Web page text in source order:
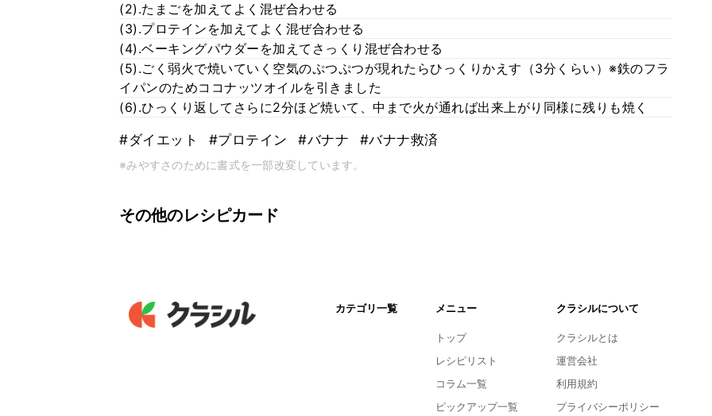
(2).たまごを加えてよく混ぜ合わせる
(3).プロテインを加えてよく混ぜ合わせる
(4).ベーキングパウダーを加えてさっくり混ぜ合わせる
(5).ごく弱火で焼いていく空気のぷつぷつが現れたらひっくりかえす（3分くらい）※鉄のフラ
イパンのためココナッツオイルを引きました
(6).ひっくり返してさらに2分ほど焼いて、中まで火が通れば出来上がり同様に残りも焼く
#ダイエット #プロテイン #バナナ #バナナ救済
※みやすさのために書式を一部改変しています。
その他のレシピカード
カテゴリ一覧 メニュー
トップ
レシピリスト
コラム一覧
ピックアップ一覧
クラシルについて
クラシルとは
運営会社
利用規約
プライバシーポリシー